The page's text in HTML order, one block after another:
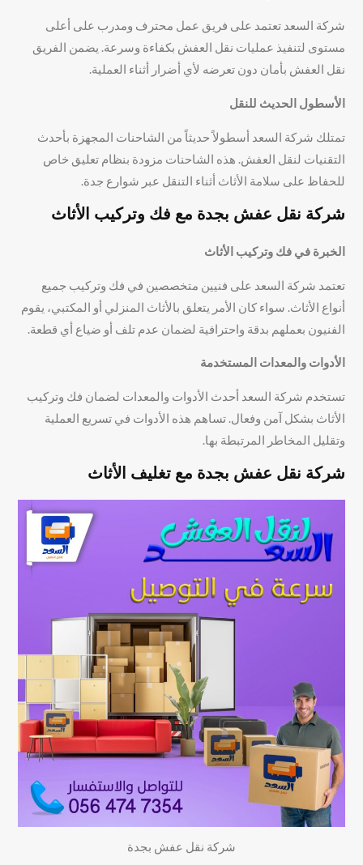
شركة السعد تعتمد على فريق عمل محترف ومدرب على أعلى
مستوى لتنفيذ عمليات نقل العفش بكفاءة وسرعة. يضمن الفريق
نقل العفش بأمان دون تعرضه لأي أضرار أثناء العملية.
الأسطول الحديث للنقل
تمتلك شركة السعد أسطولاً حديثاً من الشاحنات المجهزة بأحدث
التقنيات لنقل العفش. هذه الشاحنات مزودة بنظام تعليق خاص
للحفاظ على سلامة الأثاث أثناء التنقل عبر شوارع جدة.
شركة نقل عفش بجدة مع فك وتركيب الأثاث
الخبرة في فك وتركيب الأثاث
تعتمد شركة السعد على فنيين متخصصين في فك وتركيب جميع
أنواع الأثاث. سواء كان الأمر يتعلق بالأثاث المنزلي أو المكتبي، يقوم
الفنيون بعملهم بدقة واحترافية لضمان عدم تلف أو ضياع أي قطعة.
الأدوات والمعدات المستخدمة
تستخدم شركة السعد أحدث الأدوات والمعدات لضمان فك وتركيب
الأثاث بشكل آمن وفعال. تساهم هذه الأدوات في تسريع العملية
وتقليل المخاطر المرتبطة بها.
شركة نقل عفش بجدة مع تغليف الأثاث
شركة نقل عفش بجدة